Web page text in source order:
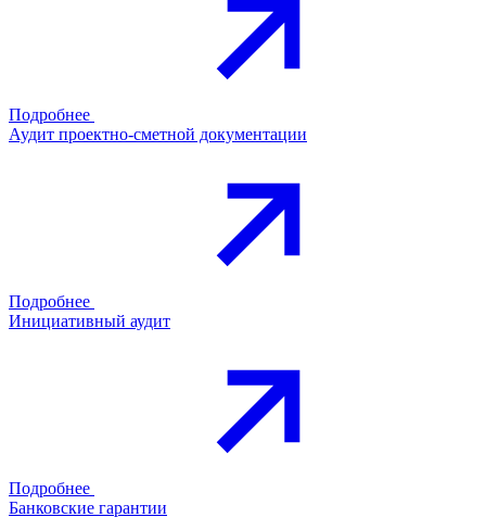
Подробнее
Аудит проектно-сметной документации
Подробнее
Инициативный аудит
Подробнее
Банковские гарантии